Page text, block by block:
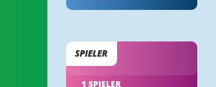
SPIELER
1 SPIELER